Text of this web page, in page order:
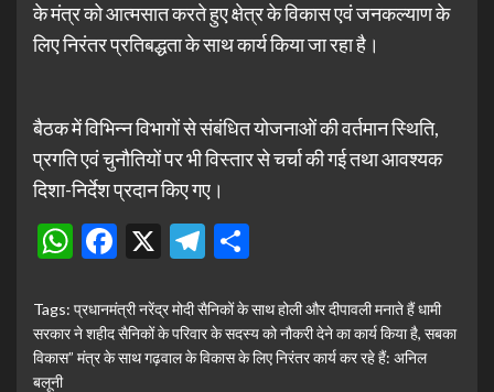
के मंत्र को आत्मसात करते हुए क्षेत्र के विकास एवं जनकल्याण के
लिए निरंतर प्रतिबद्धता के साथ कार्य किया जा रहा है।
बैठक में विभिन्न विभागों से संबंधित योजनाओं की वर्तमान स्थिति,
प्रगति एवं चुनौतियों पर भी विस्तार से चर्चा की गई तथा आवश्यक
दिशा-निर्देश प्रदान किए गए।
WhatsApp
Facebook
X Telegram
Tags: प्रधानमंत्री नरेंद्र मोदी सैनिकों के साथ होली और दीपावली मनाते हैं धामी
सरकार ने शहीद सैनिकों के परिवार के सदस्य को नौकरी देने का कार्य किया है, सबका
विकास” मंत्र के साथ गढ़वाल के विकास के लिए निरंतर कार्य कर रहे हैं: अनिल
बलूनी